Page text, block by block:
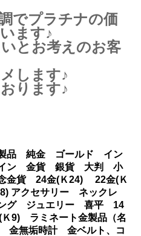
でプラチナの価
ます♪
とお考えのお客
します♪
ります♪
品 純金 ゴールド イン
イン 金貨 銀貨 大判 小
貨 24金(Ｋ24) 22金(Ｋ
アクセサリー ネックレ
グ ジュエリー 喜平 14
9) ラミネート金製品（名
金無垢時計 金ベルト、コ